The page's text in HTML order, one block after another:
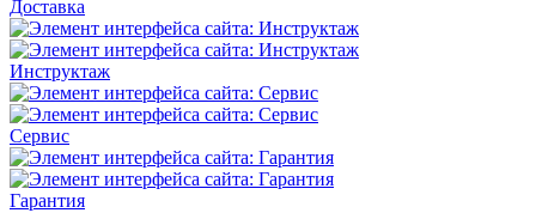
Доставка
Инструктаж
Сервис
Гарантия